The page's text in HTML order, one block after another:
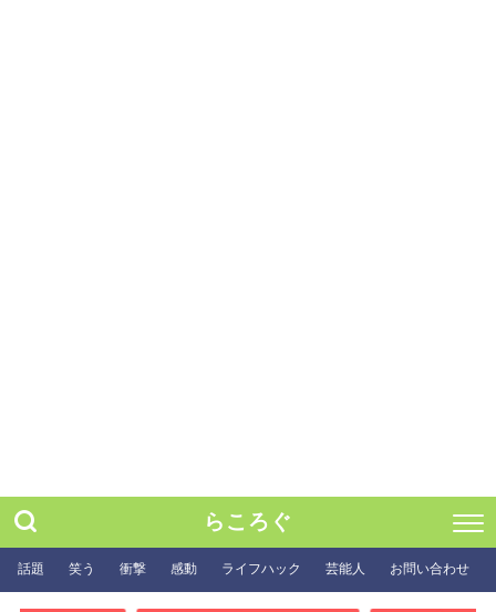
らころぐ
話題 笑う 衝撃 感動 ライフハック 芸能人 お問い合わせ